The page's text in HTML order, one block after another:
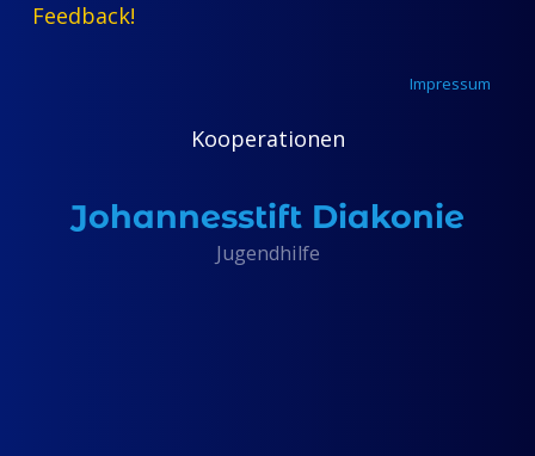
Feedback!
Impressum
Kooperationen
Johannesstift Diakonie
Jugendhilfe